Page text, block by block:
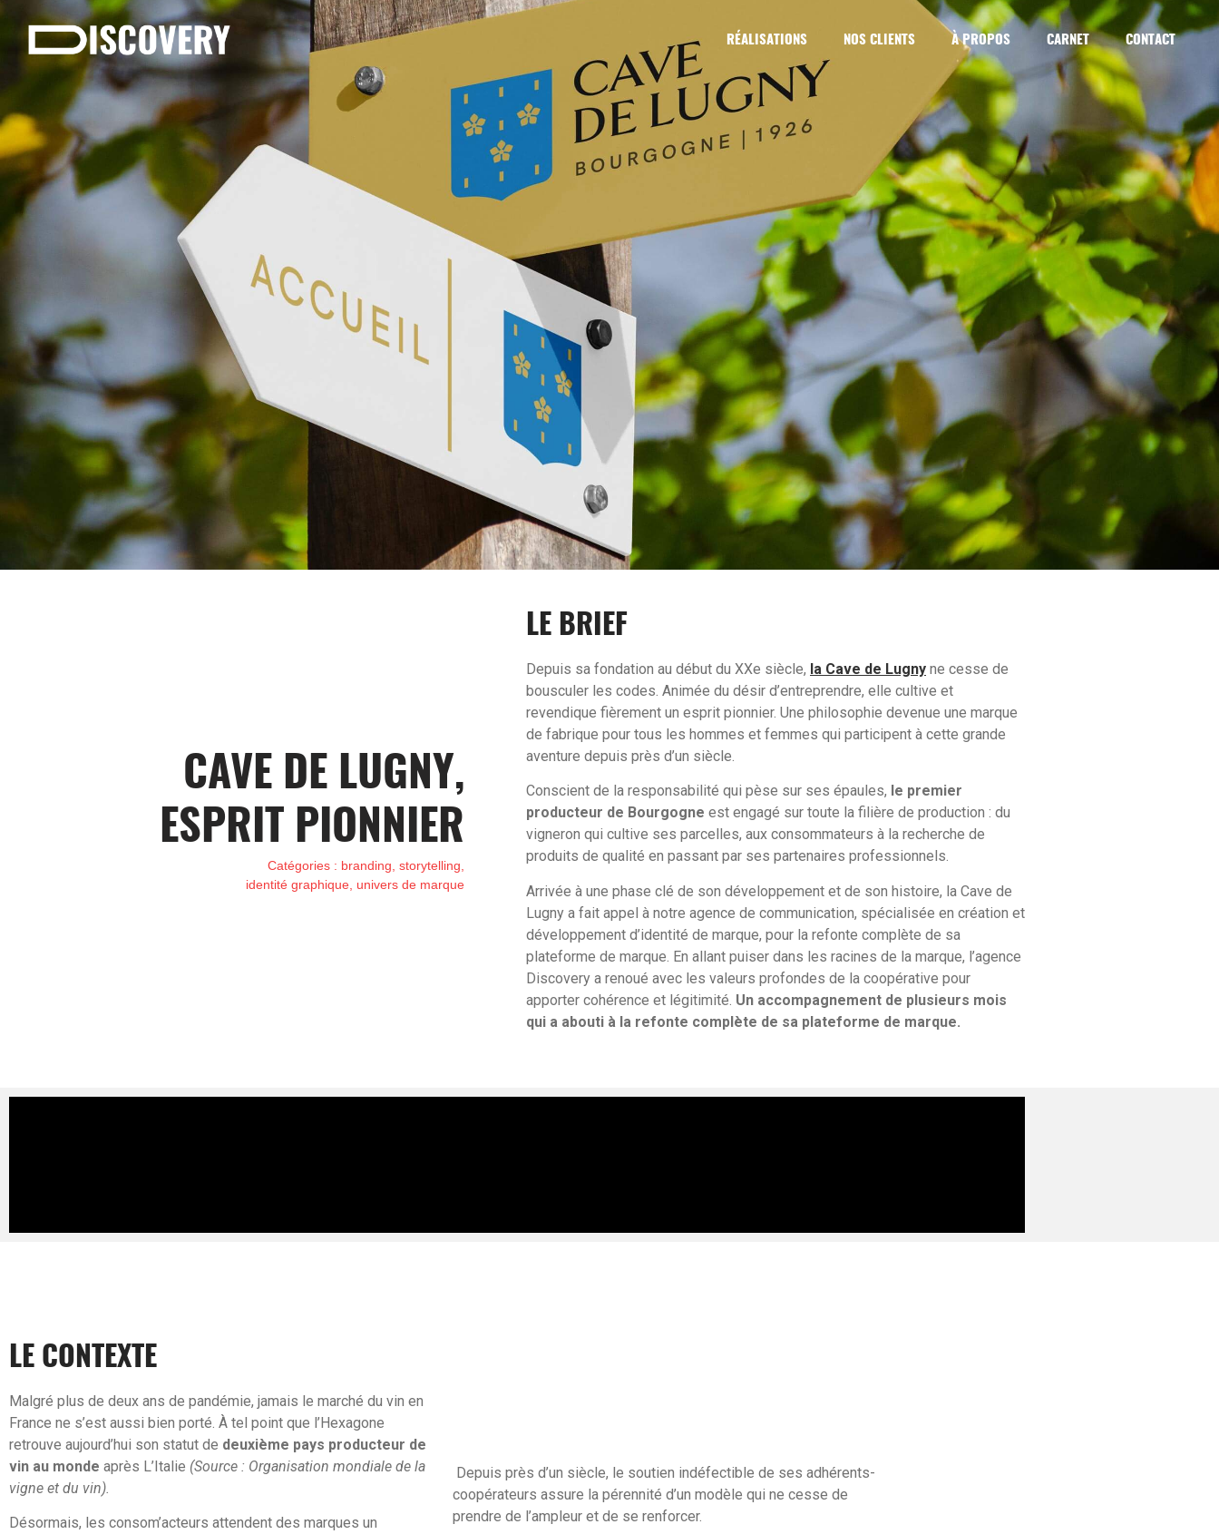
RÉALISATIONS NOS CLIENTS À PROPOS CARNET CONTACT
CAVE DE LUGNY,
ESPRIT PIONNIER
Catégories : branding, storytelling,
identité graphique, univers de marque
LE BRIEF
Depuis sa fondation au début du XXe siècle, la Cave de Lugny ne cesse de
bousculer les codes. Animée du désir d’entreprendre, elle cultive et
revendique fièrement un esprit pionnier. Une philosophie devenue une marque
de fabrique pour tous les hommes et femmes qui participent à cette grande
aventure depuis près d’un siècle.
Conscient de la responsabilité qui pèse sur ses épaules, le premier
producteur de Bourgogne est engagé sur toute la filière de production : du
vigneron qui cultive ses parcelles, aux consommateurs à la recherche de
produits de qualité en passant par ses partenaires professionnels.
Arrivée à une phase clé de son développement et de son histoire, la Cave de
Lugny a fait appel à notre agence de communication, spécialisée en création et
développement d’identité de marque, pour la refonte complète de sa
plateforme de marque. En allant puiser dans les racines de la marque, l’agence
Discovery a renoué avec les valeurs profondes de la coopérative pour
apporter cohérence et légitimité. Un accompagnement de plusieurs mois
qui a abouti à la refonte complète de sa plateforme de marque.
LE CONTEXTE
Malgré plus de deux ans de pandémie, jamais le marché du vin en
France ne s’est aussi bien porté. À tel point que l’Hexagone
retrouve aujourd’hui son statut de deuxième pays producteur de
vin au monde après L’Italie (Source : Organisation mondiale de la
vigne et du vin).
Désormais, les consom’acteurs attendent des marques un
Depuis près d’un siècle, le soutien indéfectible de ses adhérents-
coopérateurs assure la pérennité d’un modèle qui ne cesse de
prendre de l’ampleur et de se renforcer.